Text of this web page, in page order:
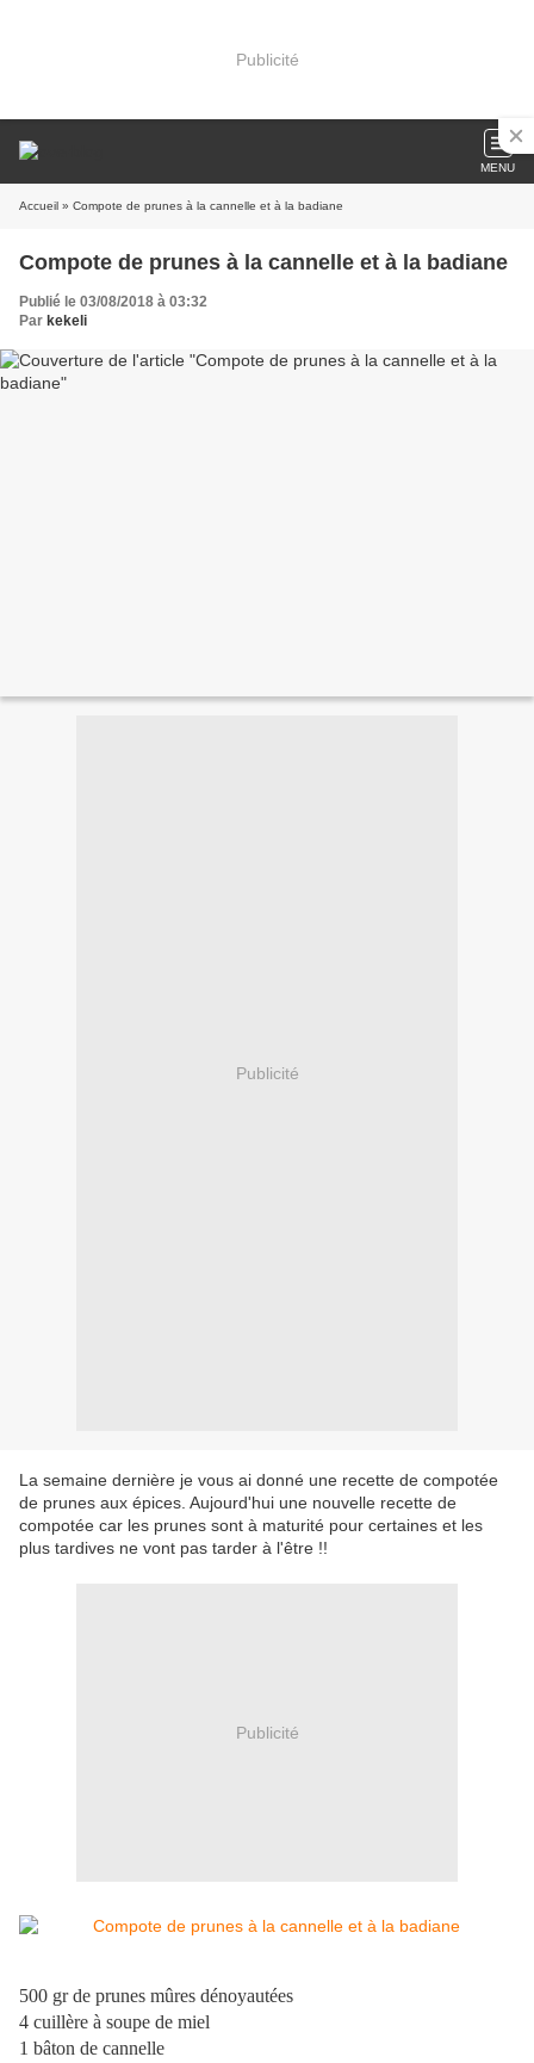
Publicité
MENU
Accueil » Compote de prunes à la cannelle et à la badiane
Compote de prunes à la cannelle et à la badiane
Publié le 03/08/2018 à 03:32
Par kekeli
Publicité
La semaine dernière je vous ai donné une recette de compotée
de prunes aux épices. Aujourd'hui une nouvelle recette de
compotée car les prunes sont à maturité pour certaines et les
plus tardives ne vont pas tarder à l'être !!
Publicité
500 gr de prunes mûres dénoyautées
4 cuillère à soupe de miel
1 bâton de cannelle